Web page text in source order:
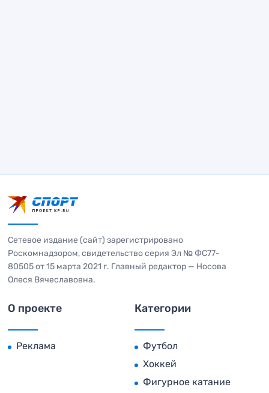
Сетевое издание (сайт) зарегистрировано
Роскомнадзором, свидетельство серия Эл № ФС77-
80505 от 15 марта 2021 г. Главный редактор — Носова
Олеся Вячеславовна.
О проекте
Реклама
Категории
Футбол
Хоккей
Фигурное катание